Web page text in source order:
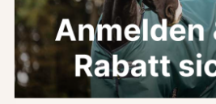
Über die Marke
Kundenbewertungen
Choose country